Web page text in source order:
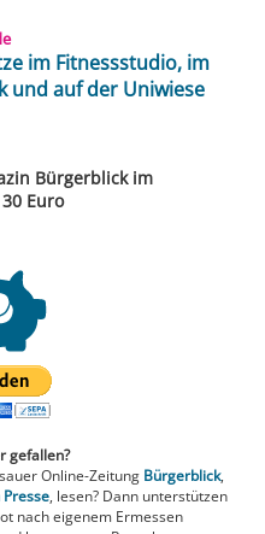
im Fitnessstudio, im
und auf der Uniwiese
Bürgerblick im
Euro
gefallen?
Online-Zeitung Bürgerblick,
, lesen? Dann unterstützen
nach eigenem Ermessen